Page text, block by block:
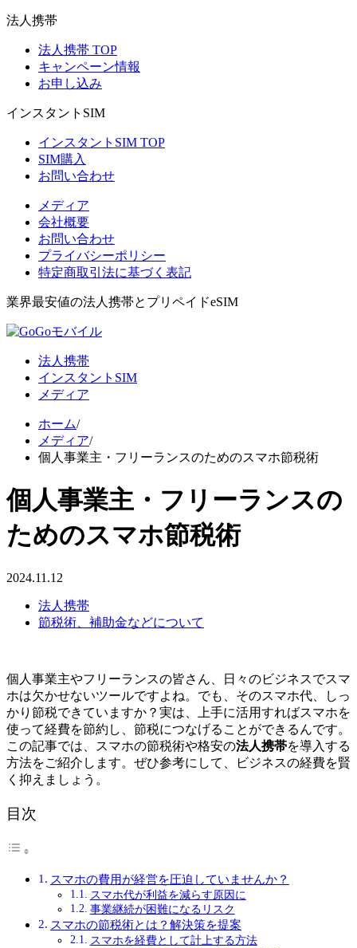
法人携帯
法人携帯 TOP
キャンペーン情報
お申し込み
インスタントSIM
インスタントSIM TOP
SIM購入
お問い合わせ
メディア
会社概要
お問い合わせ
プライバシーポリシー
特定商取引法に基づく表記
業界最安値の法人携帯とプリペイドeSIM
法人携帯
インスタントSIM
メディア
ホーム/
メディア/
個人事業主・フリーランスのためのスマホ節税術
個人事業主・フリーランスの
ためのスマホ節税術
2024.11.12
法人携帯
節税術、補助金などについて
個人事業主やフリーランスの皆さん、日々のビジネスでスマ
ホは欠かせないツールですよね。でも、そのスマホ代、しっ
かり節税できていますか？実は、上手に活用すればスマホを
使って経費を節約し、節税につなげることができるんです。
この記事では、スマホの節税術や格安の法人携帯を導入する
方法をご紹介します。ぜひ参考にして、ビジネスの経費を賢
く抑えましょう。
目次
スマホの費用が経営を圧迫していませんか？
スマホ代が利益を減らす原因に
事業継続が困難になるリスク
スマホの節税術とは？解決策を提案
スマホを経費として計上する方法